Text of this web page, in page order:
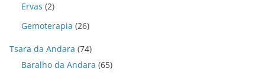
Ervas (2)
Gemoterapia (26)
Tsara da Andara (74)
Baralho da Andara (65)